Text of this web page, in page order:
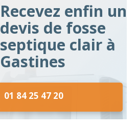
Recevez enfin un
devis de fosse
septique clair à
Gastines
01 84 25 47 20